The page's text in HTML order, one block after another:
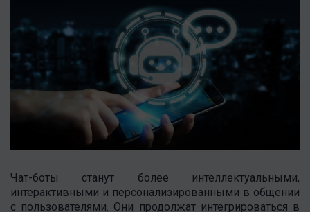
Чат-боты станут более интеллектуальными,
интерактивными и персонализированными в общении
с пользователями. Они продолжат интегрироваться в